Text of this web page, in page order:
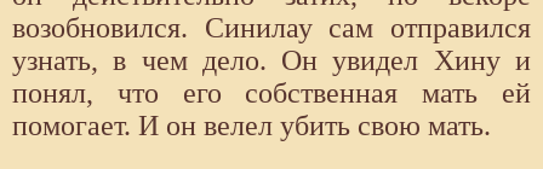
возобновился. Синилау сам отправился
узнать, в чем дело. Он увидел Хину и
понял, что его собственная мать ей
помогает. И он велел убить свою мать.